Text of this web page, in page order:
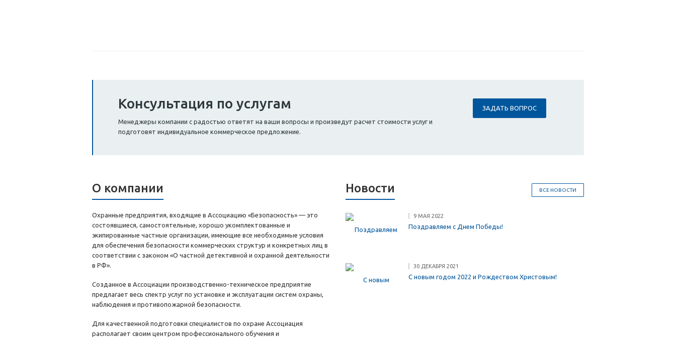
Консультация по услугам
Менеджеры компании с радостью ответят на ваши вопросы и произведут расчет стоимости услуг и
подготовят индивидуальное коммерческое предложение.
ЗАДАТЬ ВОПРОС
О компании
Охранные предприятия, входящие в Ассоциацию «Безопасность» — это
состоявшиеся, самостоятельные, хорошо укомплектованные и
экипированные частные организации, имеющие все необходимые условия
для обеспечения безопасности коммерческих структур и конкретных лиц в
соответствии с законом «О частной детективной и охранной деятельности
в РФ».
Созданное в Ассоциации производственно-техническое предприятие
предлагает весь спектр услуг по установке и эксплуатации систем охраны,
наблюдения и противопожарной безопасности.
Для качественной подготовки специалистов по охране Ассоциация
располагает своим центром профессионального обучения и
ВСЕ НОВОСТИ
Новости
9 МАЯ 2022
Поздравляем с Днем Победы!
30 ДЕКАБРЯ 2021
С новым годом 2022 и Рождеством Христовым!